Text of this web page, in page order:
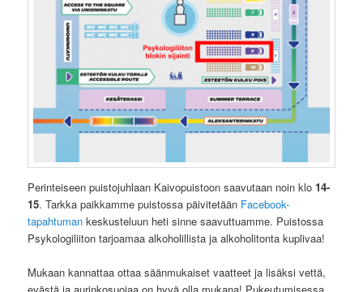
Perinteiseen puistojuhlaan Kaivopuistoon saavutaan noin klo14-
15. Tarkka paikkamme puistossa päivitetään Facebook-
tapahtuman keskusteluun heti sinne saavuttuamme. Puistossa
Psykologiliiton tarjoamaa alkoholillista ja alkoholitonta kuplivaa!
Mukaan kannattaa ottaa säänmukaiset vaatteet ja lisäksi vettä,